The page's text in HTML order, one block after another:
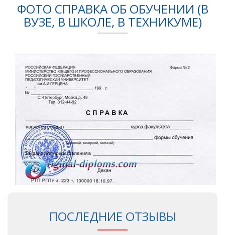
ФОТО СПРАВКА ОБ ОБУЧЕНИИ (В
ВУЗЕ, В ШКОЛЕ, В ТЕХНИКУМЕ)
ПОСЛЕДНИЕ ОТЗЫВЫ